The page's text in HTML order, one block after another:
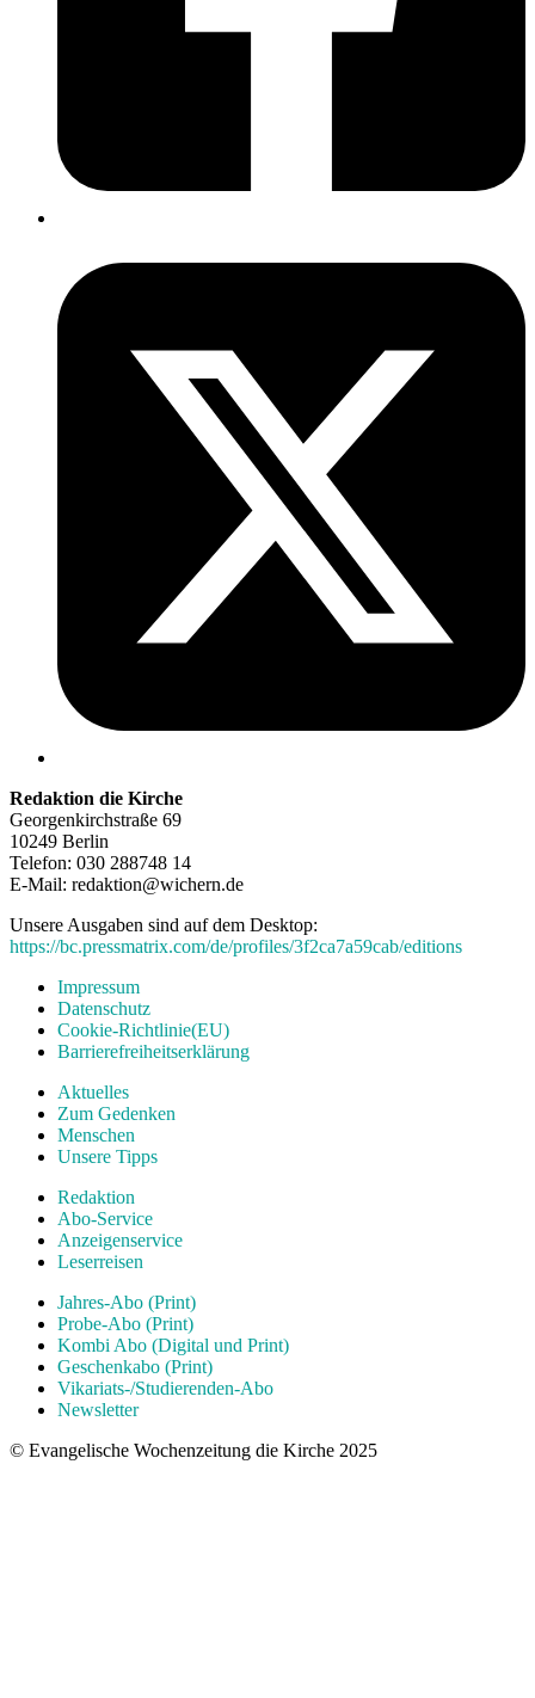
Redaktion die Kirche
Georgenkirchstraße 69
10249 Berlin
Telefon: 030 288748 14
E-Mail: redaktion@wichern.de
Unsere Ausgaben sind auf dem Desktop:
https://bc.pressmatrix.com/de/profiles/3f2ca7a59cab/editions
Impressum
Datenschutz
Cookie-Richtlinie(EU)
Barrierefreiheitserklärung
Aktuelles
Zum Gedenken
Menschen
Unsere Tipps
Redaktion
Abo-Service
Anzeigenservice
Leserreisen
Jahres-Abo (Print)
Probe-Abo (Print)
Kombi Abo (Digital und Print)
Geschenkabo (Print)
Vikariats-/Studierenden-Abo
Newsletter
© Evangelische Wochenzeitung die Kirche 2025